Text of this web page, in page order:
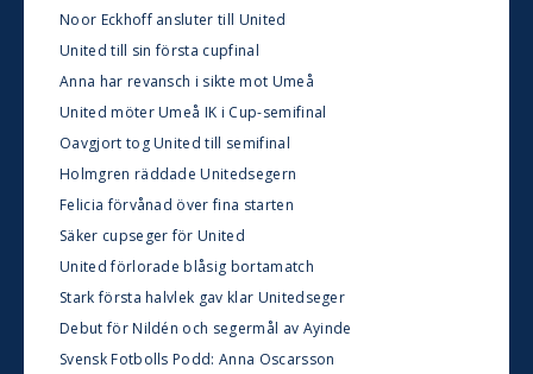
Noor Eckhoff ansluter till United
United till sin första cupfinal
Anna har revansch i sikte mot Umeå
United möter Umeå IK i Cup-semifinal
Oavgjort tog United till semifinal
Holmgren räddade Unitedsegern
Felicia förvånad över fina starten
Säker cupseger för United
United förlorade blåsig bortamatch
Stark första halvlek gav klar Unitedseger
Debut för Nildén och segermål av Ayinde
Svensk Fotbolls Podd: Anna Oscarsson